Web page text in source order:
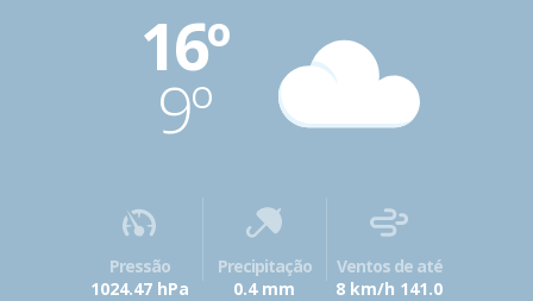
16º
9º
Pressão
1024.47 hPa
Precipitação
0.4 mm
Ventos de até
8 km/h 141.0